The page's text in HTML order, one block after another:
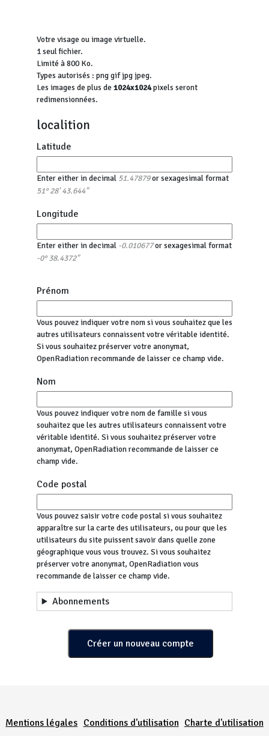
Votre visage ou image virtuelle.
1 seul fichier.
Limité à 800 Ko.
Types autorisés : png gif jpg jpeg.
Les images de plus de 1024x1024pixels seront
redimensionnées.
localition
Latitude
Enter either in decimal 51.47879or sexagesimal format
51° 28' 43.644"
Longitude
Enter either in decimal -0.010677or sexagesimal format
-0° 38.4372"
Prénom
Vous pouvez indiquer votre nom si vous souhaitez que les
autres utilisateurs connaissent votre véritable identité.
Si vous souhaitez préserver votre anonymat,
OpenRadiation recommande de laisser ce champ vide.
Nom
Vous pouvez indiquer votre nom de famille si vous
souhaitez que les autres utilisateurs connaissent votre
véritable identité. Si vous souhaitez préserver votre
anonymat, OpenRadiation recommande de laisser ce
champ vide.
Code postal
Vous pouvez saisir votre code postal si vous souhaitez
apparaître sur la carte des utilisateurs, ou pour que les
utilisateurs du site puissent savoir dans quelle zone
géographique vous vous trouvez. Si vous souhaitez
préserver votre anonymat, OpenRadiation vous
recommande de laisser ce champ vide.
Abonnements
Mentions légales Conditions d'utilisation Charte d'utilisation